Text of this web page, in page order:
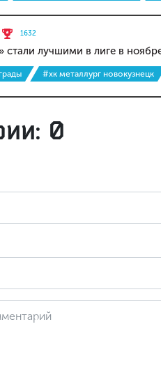
1632
стали лучшими в лиге в
#хк металлург новокузнецк
0